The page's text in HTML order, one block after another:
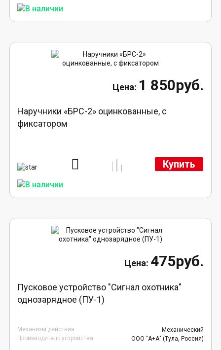
1 850руб.
Наручники «БРС-2» оцинкованные, с
фиксатором
Купить
475руб.
Пусковое устройство "Сигнал охотника"
однозарядное (ПУ-1)
Механизм действия
Механический
Производитель устройства
ООО "А+А" (Тула, Россия)